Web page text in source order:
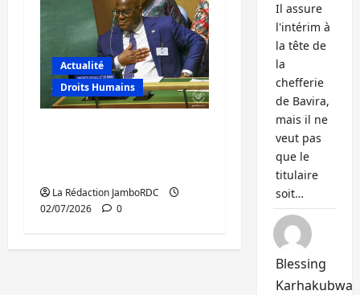
Actualité
Droits Humains
La Rédaction JamboRDC
02/07/2026
0
Il assure
l'intérim à
la tête de
la
chefferie
de Bavira,
mais il ne
veut pas
que le
titulaire
soit…
Blessing
Karhakubwa